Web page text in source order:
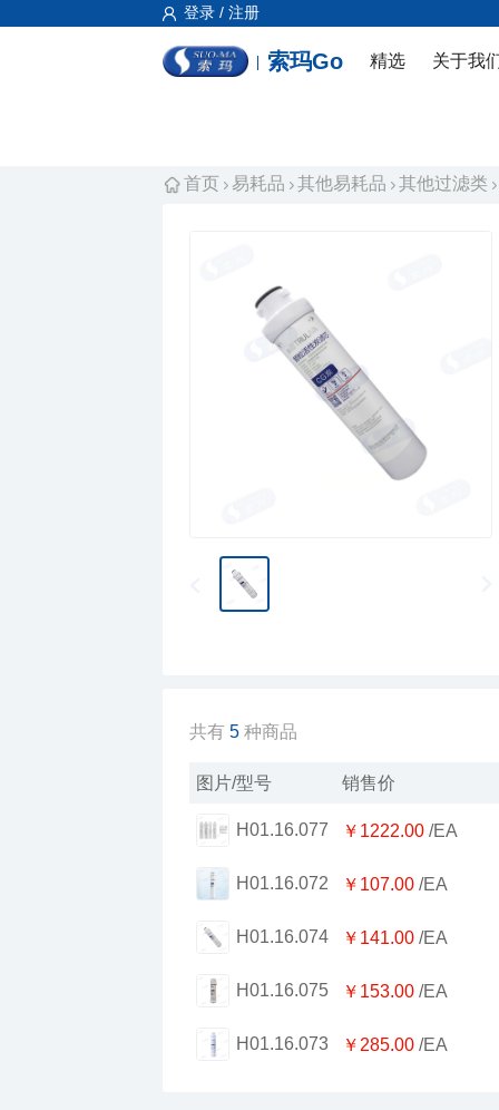
登录 / 注册
索玛Go 精选 关于我
首页 易耗品 其他易耗品 其他过滤类
共有 5种商品
图片/型号 销售价
H01.16.077 ￥1222.00/EA
H01.16.072 ￥107.00/EA
H01.16.074 ￥141.00/EA
H01.16.075 ￥153.00/EA
H01.16.073 ￥285.00/EA
￥11.50
汇斯顿滤芯
￥31.00
爱惠浦滤芯